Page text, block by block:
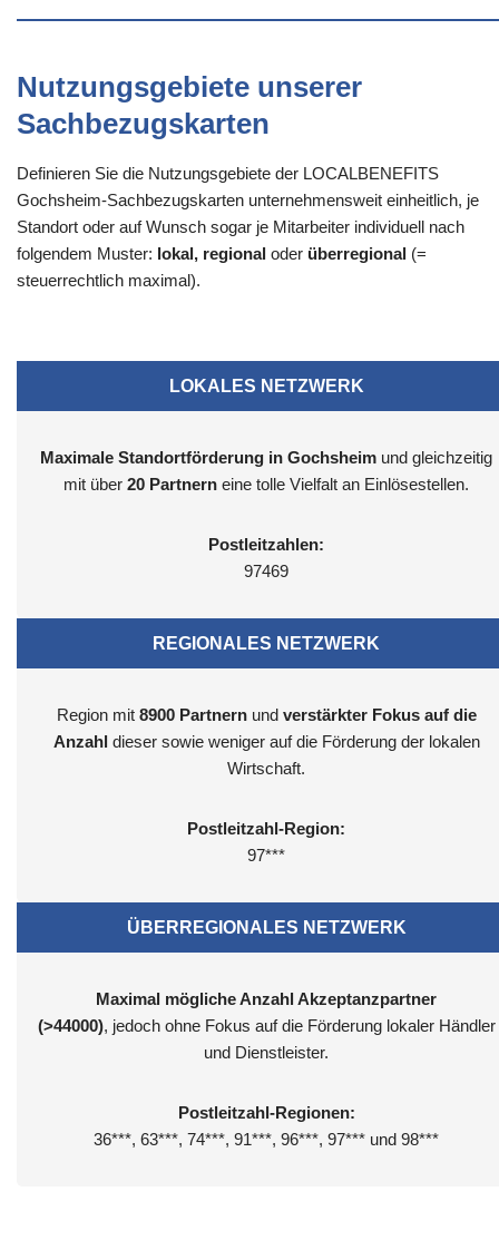
Nutzungsgebiete unserer
Sachbezugskarten
Definieren Sie die Nutzungsgebiete der LOCALBENEFITS
Gochsheim-Sachbezugskarten unternehmensweit einheitlich, je
Standort oder auf Wunsch sogar je Mitarbeiter individuell nach
folgendem Muster: lokal, regional oder überregional (=
steuerrechtlich maximal).
LOKALES NETZWERK
Maximale Standortförderung in Gochsheim und gleichzeitig
mit über 20 Partnern eine tolle Vielfalt an Einlösestellen.
Postleitzahlen:
97469
REGIONALES NETZWERK
Region mit 8900 Partnernund verstärkter Fokus auf die
Anzahl dieser sowie weniger auf die Förderung der lokalen
Wirtschaft.
Postleitzahl-Region:
97***
ÜBERREGIONALES NETZWERK
Maximal mögliche Anzahl Akzeptanzpartner
(>44000), jedoch ohne Fokus auf die Förderung lokaler Händler
und Dienstleister.
Postleitzahl-Regionen:
36***, 63***, 74***, 91***, 96***, 97*** und 98***